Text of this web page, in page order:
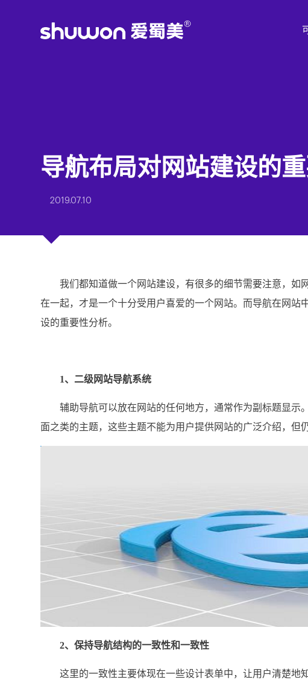
导航布局对网站建设的
2019.07.10
我们都知道做一个网站建设，有很多的细节需要注意，如
在一起，才是一个十分受用户喜爱的一个网站。而导航在网站
设的重要性分析。
1、二级网站导航系统
辅助导航可以放在网站的任何地方，通常作为副标题显示
面之类的主题，这些主题不能为用户提供网站的广泛介绍，但
2、保持导航结构的一致性和一致性
这里的一致性主要体现在一些设计表单中，让用户清楚地